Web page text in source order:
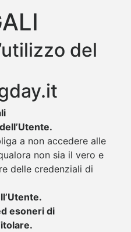
del
a non accedere alle
non sia il vero e
delle credenziali di
esoneri di